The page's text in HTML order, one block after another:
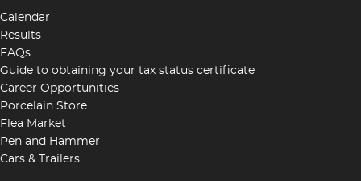
Calendar
Results
FAQs
Guide to obtaining your tax status certificate
Career Opportunities
Porcelain Store
Flea Market
Pen and Hammer
Cars & Trailers